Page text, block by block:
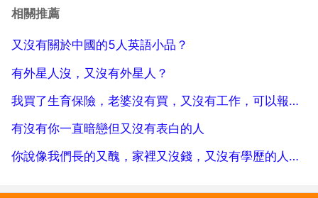
到原因的，這樣的夢心理因素多一點，不用太在意。當
相關推薦
又沒有關於中國的5人英語小品？
有外星人沒，又沒有外星人？
我買了生育保險，老婆沒有買，又沒有工作，可以報我的生育保險嗎
有沒有你一直暗戀但又沒有表白的人
你說像我們長的又醜，家裡又沒錢，又沒有學歷的人以後該怎麼過呀